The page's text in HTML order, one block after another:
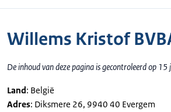
Willems Kristof
De inhoud van deze pagina is gecontroleerd op
Land: België
Adres: Diksmere 26, 9940 40 Evergem